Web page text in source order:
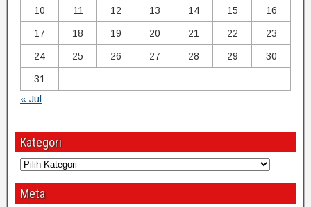
10 11 12 13 14 15 16
17 18 19 20 21 22 23
24 25 26 27 28 29 30
31
« Jul
Kategori
Meta